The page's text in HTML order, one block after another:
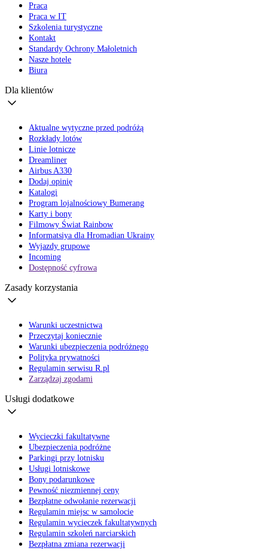
Praca
Praca w IT
Szkolenia turystyczne
Kontakt
Standardy Ochrony Małoletnich
Nasze hotele
Biura
Dla klientów
Aktualne wytyczne przed podróżą
Rozkłady lotów
Linie lotnicze
Dreamliner
Airbus A330
Dodaj opinię
Katalogi
Program lojalnościowy Bumerang
Karty i bony
Filmowy Świat Rainbow
Informatsiya dla Hromadian Ukrainy
Wyjazdy grupowe
Incoming
Dostępność cyfrowa
Zasady korzystania
Warunki uczestnictwa
Przeczytaj koniecznie
Warunki ubezpieczenia podróżnego
Polityka prywatności
Regulamin serwisu R.pl
Zarządzaj zgodami
Usługi dodatkowe
Wycieczki fakultatywne
Ubezpieczenia podróżne
Parkingi przy lotnisku
Usługi lotniskowe
Bony podarunkowe
Pewność niezmiennej ceny
Bezpłatne odwołanie rezerwacji
Regulamin miejsc w samolocie
Regulamin wycieczek fakultatywnych
Regulamin szkoleń narciarskich
Bezpłatna zmiana rezerwacji